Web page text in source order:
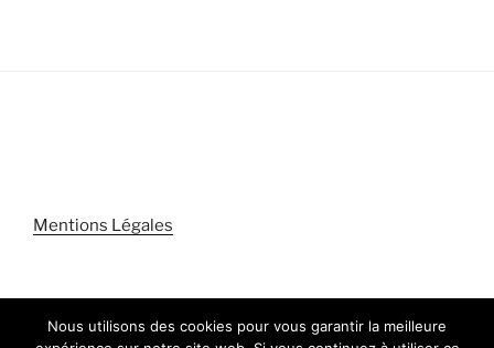
Mentions Légales
Nous utilisons des cookies pour vous garantir la meilleure